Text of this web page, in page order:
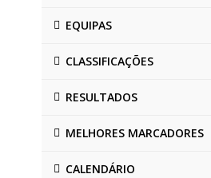
EQUIPAS
CLASSIFICAÇÕES
RESULTADOS
MELHORES MARCADORES
CALENDÁRIO